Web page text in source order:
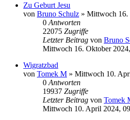
Zu Geburt Jesu
von Bruno Schulz » Mittwoch 16.
0 Antworten
22075 Zugriffe
Letzter Beitrag von Bruno
Mittwoch 16. Oktober
Wigratzbad
von Tomek M » Mittwoch 10.
0 Antworten
19937 Zugriffe
Letzter Beitrag von Tomek
Mittwoch 10. April 2024,